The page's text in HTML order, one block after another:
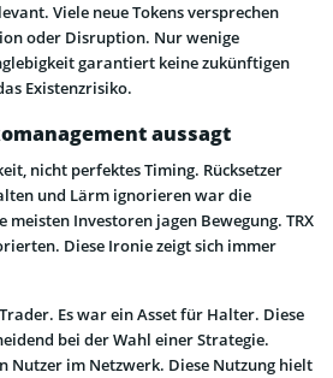
Viele neue Tokens versprechen
oder Disruption. Nur wenige
garantiert keine zukünftigen
Existenzrisiko.
aussagt
nicht perfektes Timing. Rücksetzer
und Lärm ignorieren war die
Investoren jagen Bewegung. TRX
Diese Ironie zeigt sich immer
Es war ein Asset für Halter. Diese
bei der Wahl einer Strategie.
Nutzer im Netzwerk. Diese Nutzung hielt